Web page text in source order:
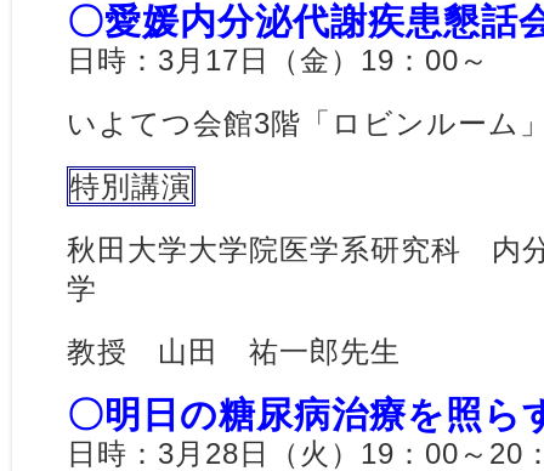
〇愛媛内分泌代謝疾患懇話
日時：3月17日（金）19：00～
いよてつ会館3階「ロビンルーム
特別講演
秋田大学大学院医学系研究科 内
学
教授 山田 祐一郎先生
〇明日の糖尿病治療を照ら
日時：3月28日（火）19：00～20